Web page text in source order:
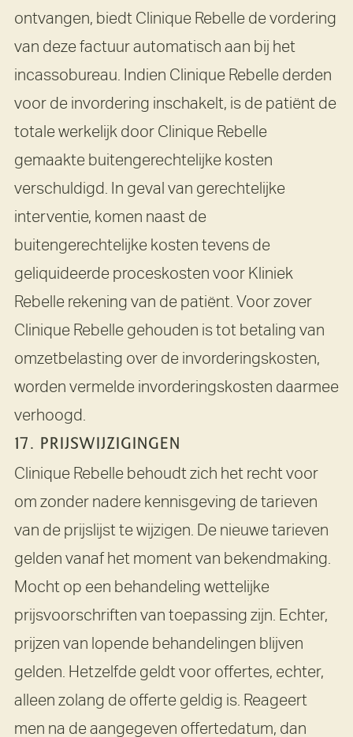
ontvangen, biedt Clinique Rebelle de vordering
van deze factuur automatisch aan bij het
incassobureau. Indien Clinique Rebelle derden
voor de invordering inschakelt, is de patiënt de
totale werkelijk door Clinique Rebelle
gemaakte buitengerechtelijke kosten
verschuldigd. In geval van gerechtelijke
interventie, komen naast de
buitengerechtelijke kosten tevens de
geliquideerde proceskosten voor Kliniek
Rebelle rekening van de patiënt. Voor zover
Clinique Rebelle gehouden is tot betaling van
omzetbelasting over de invorderingskosten,
worden vermelde invorderingskosten daarmee
verhoogd.
17. PRIJSWIJZIGINGEN
Clinique Rebelle behoudt zich het recht voor
om zonder nadere kennisgeving de tarieven
van de prijslijst te wijzigen. De nieuwe tarieven
gelden vanaf het moment van bekendmaking.
Mocht op een behandeling wettelijke
prijsvoorschriften van toepassing zijn. Echter,
prijzen van lopende behandelingen blijven
gelden. Hetzelfde geldt voor offertes, echter,
alleen zolang de offerte geldig is. Reageert
men na de aangegeven offertedatum, dan